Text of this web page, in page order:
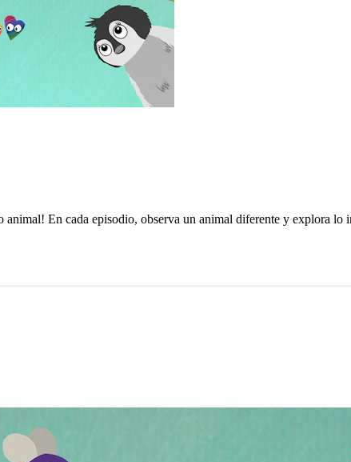
En cada episodio, observa un animal diferente y explora